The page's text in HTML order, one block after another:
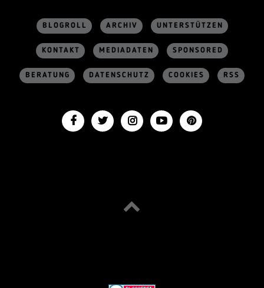
BLOGROLL ARCHIV UNTERSTÜTZEN
KONTAKT MEDIADATEN SPONSORED
BERATUNG DATENSCHUTZ COOKIES RSS